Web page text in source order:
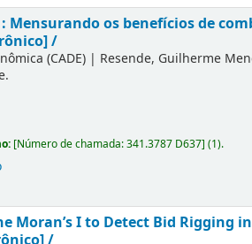
Mensurando os benefícios de
/
(CADE) | Resende, Guilherme
[Número de chamada:341.3787 D637](1).
Moran’s I to Detect Bid Rigging